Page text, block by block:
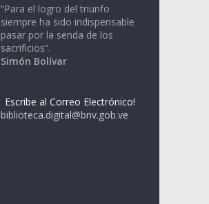
“Para el logro del triunfo
siempre ha sido indispensable
pasar por la senda de los
sacrificios”.
Simón Bolívar
Escribe al Correo Electrónico!
biblioteca.digital@bnv.gob.ve